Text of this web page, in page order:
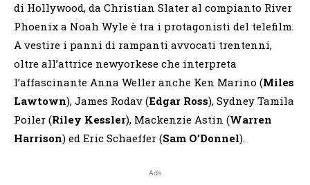
di Hollywood, da Christian Slater al compianto River
Phoenix a Noah Wyle è tra i protagonisti del telefilm.
A vestire i panni di rampanti avvocati trentenni,
oltre all’attrice newyorkese che interpreta
l’affascinante Anna Weller anche Ken Marino (Miles
Lawtown), James Rodav (Edgar Ross), Sydney Tamila
Poiler (Riley Kessler), Mackenzie Astin (Warren
Harrison) ed Eric Schaeffer (Sam O’Donnel).
Ads